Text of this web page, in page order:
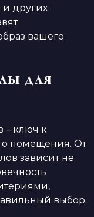
других
вашего
для
– ключ к
помещения. От
зависит не
выбор.